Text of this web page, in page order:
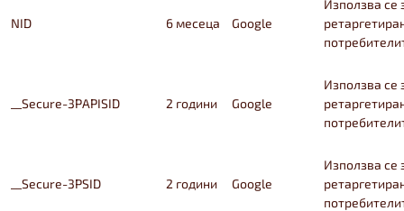
NID 6 месеца Google
Използва се
__Secure-3PAPISID 2 години Google
Използва се
__Secure-3PSID 2 години Google
Използва се